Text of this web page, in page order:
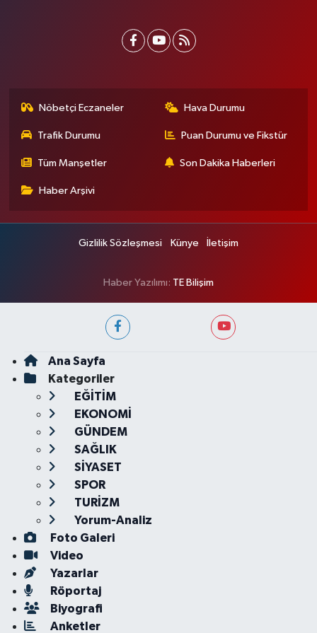
Nöbetçi Eczaneler Hava Durumu
Trafik Durumu Puan Durumu ve Fikstür
Tüm Manşetler Son Dakika Haberleri
Haber Arşivi
Gizlilik Sözleşmesi Künye İletişim
Haber Yazılımı: TE Bilişim
Ana Sayfa
Kategoriler
EĞİTİM
EKONOMİ
GÜNDEM
SAĞLIK
SİYASET
SPOR
TURİZM
Yorum-Analiz
Foto Galeri
Video
Yazarlar
Röportaj
Biyografi
Anketler